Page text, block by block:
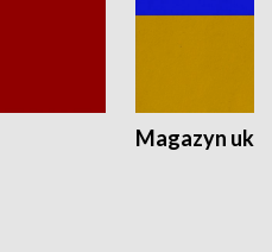
Magazyn